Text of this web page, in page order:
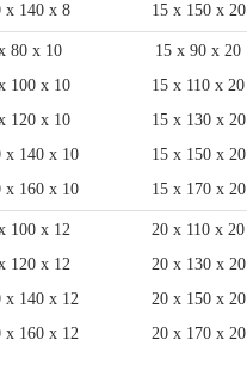
x 140 x 8
15 x 150 x 20
80 x 10 15 x 90 x 20
100 x 10
15 x 110 x 20
120 x 10
15 x 130 x 20
x 140 x 10
15 x 150 x 20
x 160 x 10
15 x 170 x 20
100 x 12 20 x 110 x 20
120 x 12
20 x 130 x 20
x 140 x 12
20 x 150 x 20
x 160 x 12
20 x 170 x 20